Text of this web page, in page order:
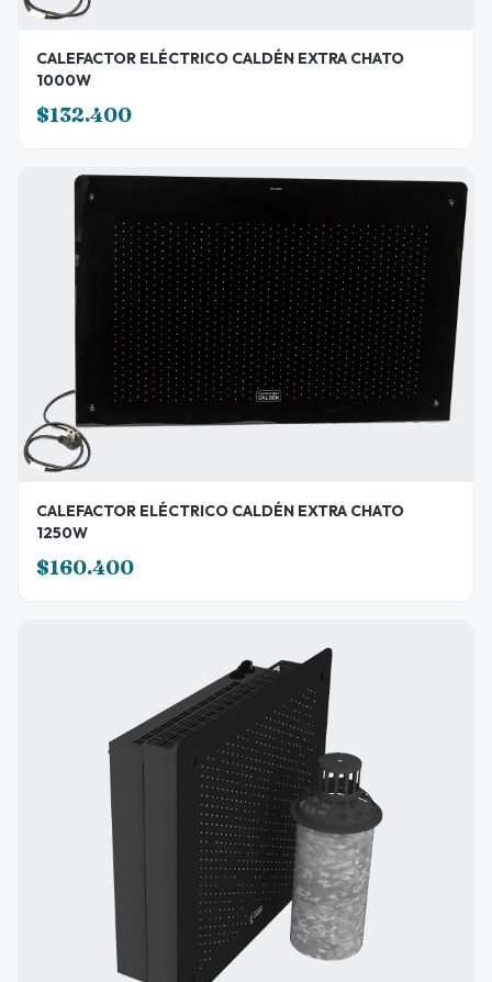
CALEFACTOR ELÉCTRICO CALDÉN EXTRA CHATO
1000W
$132.400
CALEFACTOR ELÉCTRICO CALDÉN EXTRA CHATO
1250W
$160.400